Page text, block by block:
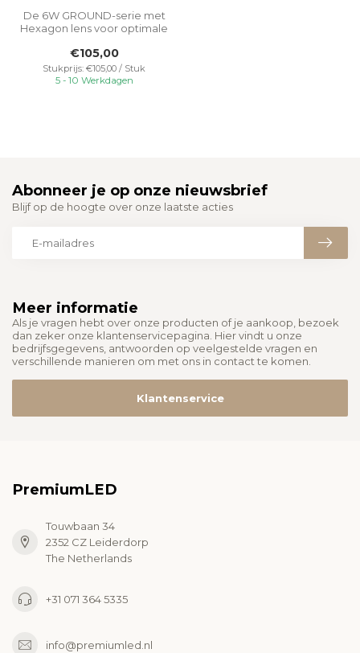
De 6W GROUND-serie met
Hexagon lens voor optimale
geavanc...
€105,00
Stukprijs: €105,00 / Stuk
5 - 10 Werkdagen
Meer informatie
Als je vragen hebt over onze producten of je aankoop, bezoek
dan zeker onze klantenservicepagina. Hier vindt u onze
bedrijfsgegevens, antwoorden op veelgestelde vragen en
verschillende manieren om met ons in contact te komen.
Klantenservice
Abonneer je op onze nieuwsbrief
Blijf op de hoogte over onze laatste acties
PremiumLED
Touwbaan 34
2352 CZ Leiderdorp
The Netherlands
+31 071 364 5335
info@premiumled.nl